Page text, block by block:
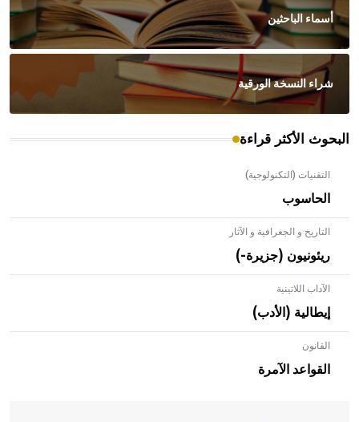
أسماء الباحثين
شراء النسخة الورقية
البحوث الأكثر قراءة
التقنيات (التكنولوجية)
الحاسوب
التاريخ و الجغرافية و الآثار
ريئونيون (جزيرة-)
الآداب اللاتينية
إيطالية (الأدب)
القانون
القواعد الآمرة
- هل تعلم أن الأبلق نوع من الفنون الهندسية التي ارتبطت
بالعمارة الإسلامية في بلاد الشام ومصر خاصة، حيث يحرص
المعمار على بناء مداميكه وخاصة في الواجهات